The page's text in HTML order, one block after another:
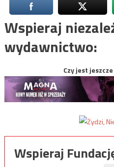
Wspieraj
wydawnictwo:
Czy jest
Wspieraj